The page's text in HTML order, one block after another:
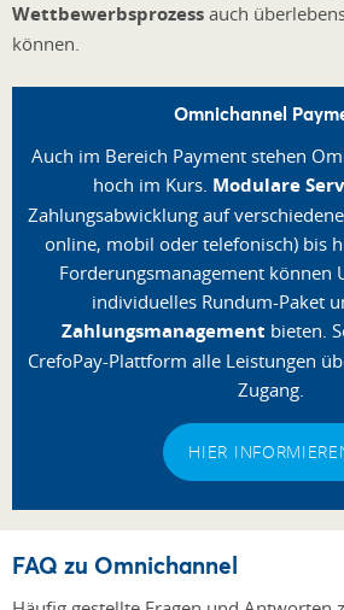
Wettbewerbsprozess auch
können.
Omnichannel
Auch im Bereich Payment stehen
hoch im Kurs. Modulare
Zahlungsabwicklung auf
online, mobil oder telefonisch) bis
Forderungsmanagement können
individuelles Rundum-Paket
Zahlungsmanagement bieten.
CrefoPay-Plattform alle Leistungen
Zugang.
HIER
FAQ zu Omnichannel